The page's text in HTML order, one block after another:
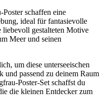
schaffen eine
ideal für fantasievolle
liebevoll gestalteten Motive
Meer und seinen
um diese unterseeischen
und passend zu deinem Raum
Poster-Set schaffst du
die kleinen Entdecker zum